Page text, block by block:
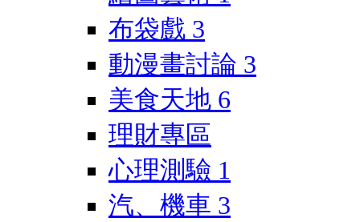
布袋戲 3
動漫畫討論 3
美食天地 6
理財專區
心理測驗 1
汽、機車 3